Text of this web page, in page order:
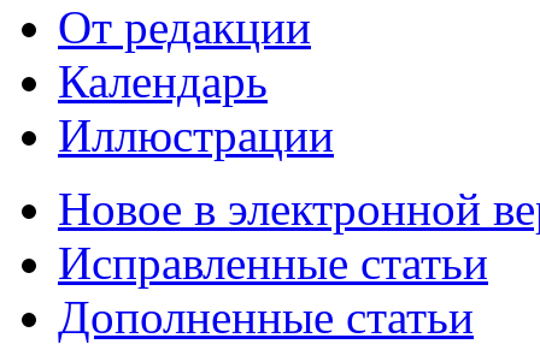
От редакции
Календарь
Иллюстрации
Новое в электронной
Исправленные статьи
Дополненные статьи